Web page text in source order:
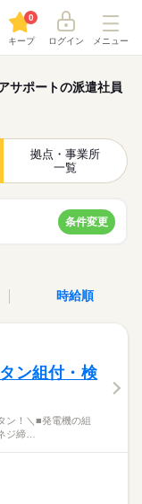
キープ
0
ログイン メニュー
サポートの派遣社員
拠点・事業所
一覧
条件変更
時給順
ン組付・検
ン！＼■発電機の組
ジ締…